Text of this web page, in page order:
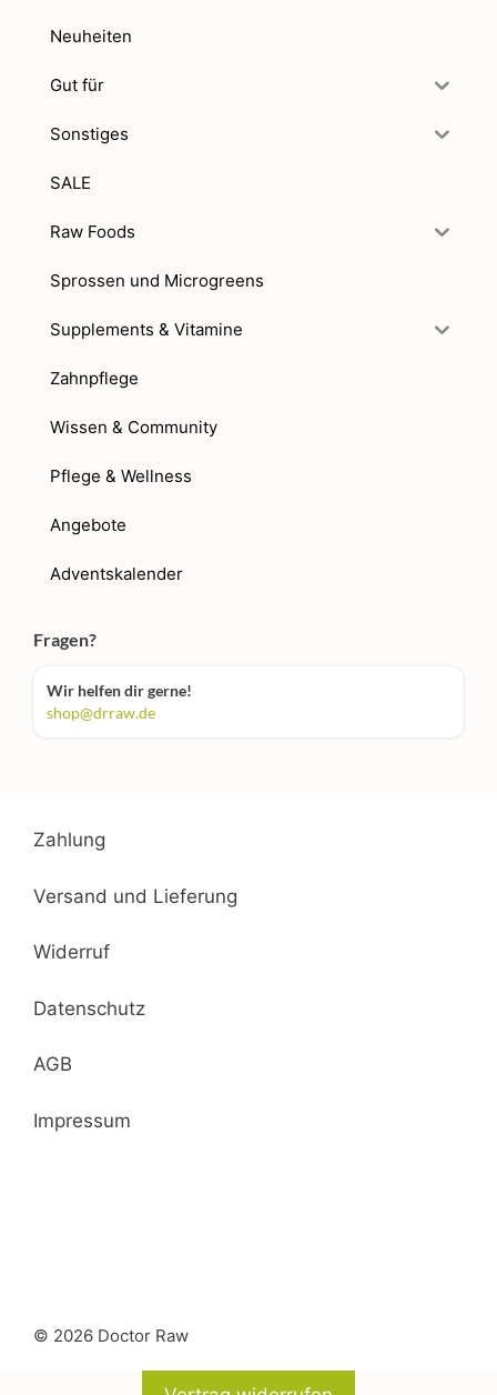
Neuheiten
Gut für
Sonstiges
SALE
Raw Foods
Sprossen und Microgreens
Supplements & Vitamine
Zahnpflege
Wissen & Community
Pflege & Wellness
Angebote
Adventskalender
Fragen?
Wir helfen dir gerne!
shop@drraw.de
Zahlung
Versand und Lieferung
Widerruf
Datenschutz
AGB
Impressum
© 2026 Doctor Raw